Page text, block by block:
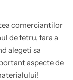
comerciantilor
de fetru, fara a
alegeti sa
aspecte de